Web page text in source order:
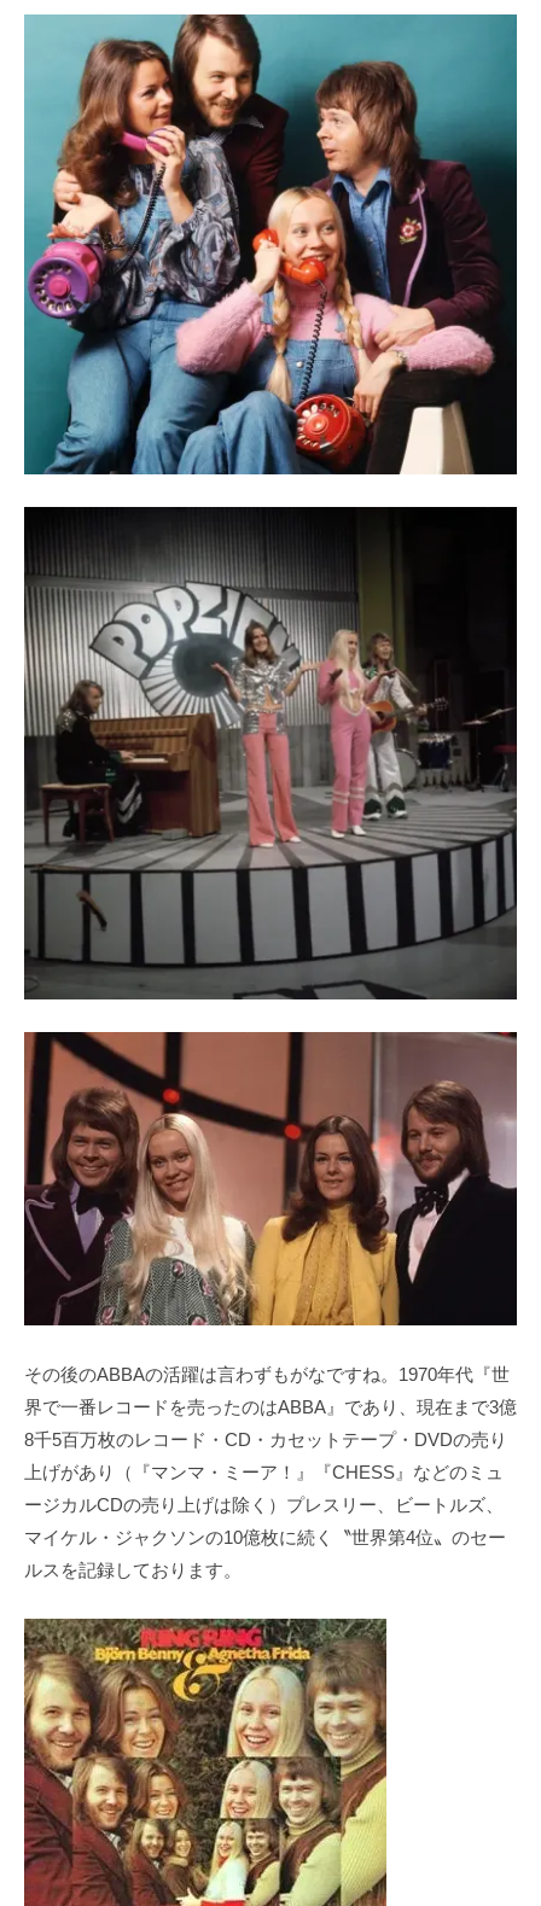
その後のABBAの活躍は言わずもがなですね。1970年代『世
界で一番レコードを売ったのはABBA』であり、現在まで3億
8千5百万枚のレコード・CD・カセットテープ・DVDの売り
上げがあり（『マンマ・ミーア！』『CHESS』などのミュ
ージカルCDの売り上げは除く）プレスリー、ビートルズ、
マイケル・ジャクソンの10億枚に続く〝世界第4位〟のセー
ルスを記録しております。